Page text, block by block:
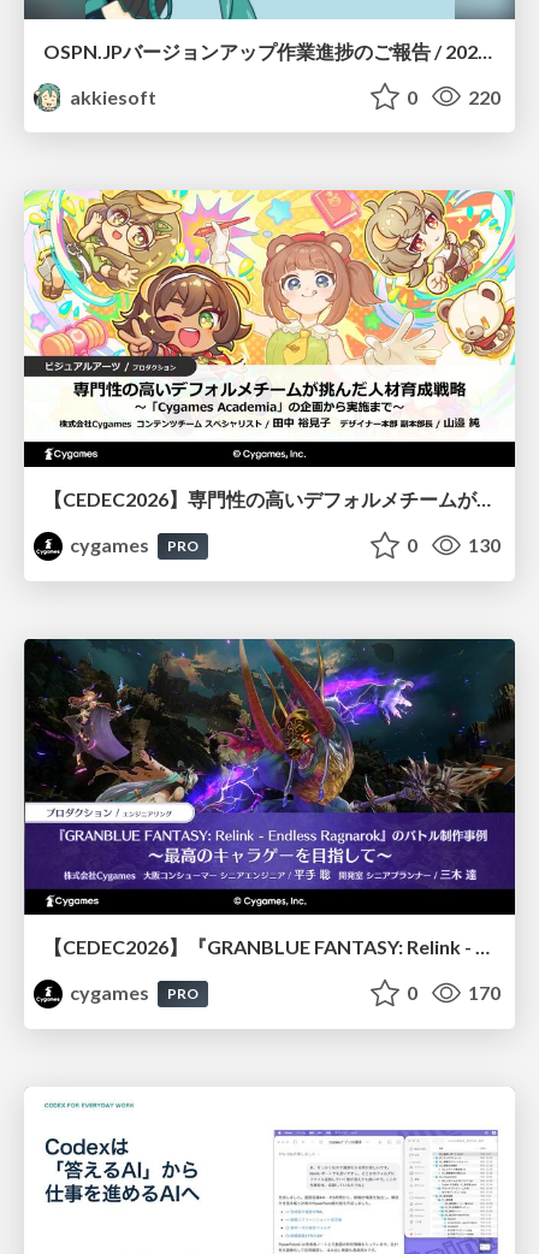
akkiesoft
0 220
【CEDEC2026】専門性の高いデフォルメチームが挑んだ人材育成戦略 〜Cygames Academiaの企画から実施まで〜
cygames
PRO 0 130
【CEDEC2026】『GRANBLUE FANTASY: Relink - Endless Ragnarok』のバトル制作事例 ～最高のキャラゲーを目指して～
cygames
PRO 0 170